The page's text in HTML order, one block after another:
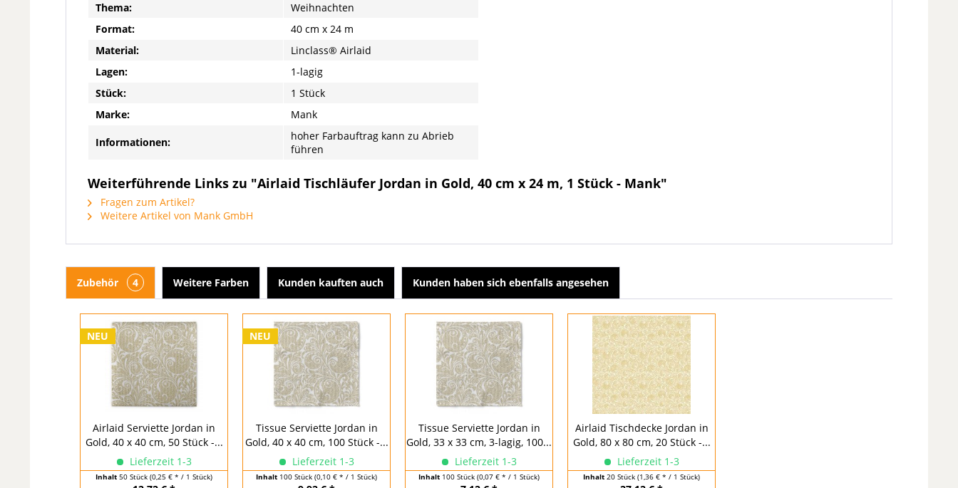
Thema:
Weihnachten
Format:
40 cm x 24 m
Material:
Linclass® Airlaid
Lagen:
1-lagig
Stück:
1 Stück
Marke:
Mank
Informationen:
hoher Farbauftrag kann zu Abrieb
führen
Weiterführende Links zu "Airlaid Tischläufer Jordan in Gold, 40 cm x 24 m, 1 Stück - Mank"
Fragen zum Artikel?
Weitere Artikel von Mank GmbH
Zubehör 4 Weitere Farben Kunden kauften auch Kunden haben sich ebenfalls angesehen
NEU
Airlaid Serviette Jordan in
Gold, 40 x 40 cm, 50 Stück -...
Lieferzeit 1-3
Inhalt 50 Stück (0,25 € * / 1 Stück)
NEU
Tissue Serviette Jordan in
Gold, 40 x 40 cm, 100 Stück -...
Lieferzeit 1-3
Inhalt 100 Stück (0,10 € * / 1 Stück)
Tissue Serviette Jordan in
Gold, 33 x 33 cm, 3-lagig, 100...
Lieferzeit 1-3
Inhalt 100 Stück (0,07 € * / 1 Stück)
Airlaid Tischdecke Jordan in
Gold, 80 x 80 cm, 20 Stück -...
Lieferzeit 1-3
Inhalt 20 Stück (1,36 € * / 1 Stück)